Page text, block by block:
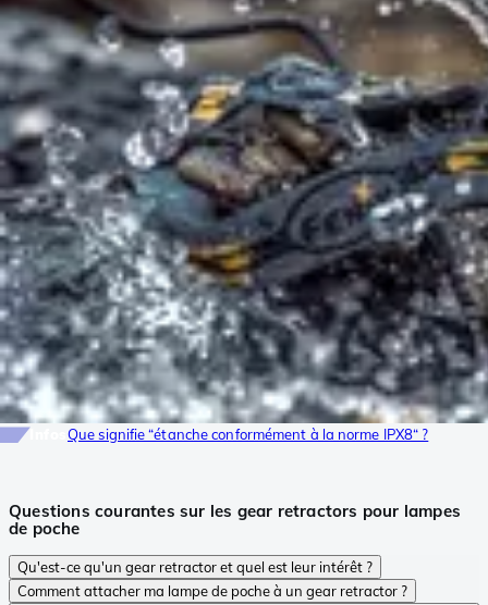
Que signifie “étanche conformément à la norme IPX8“ ?
Questions courantes sur les gear retractors pour lampes
de poche
Qu'est-ce qu'un gear retractor et quel est leur intérêt ?
Comment attacher ma lampe de poche à un gear retractor ?